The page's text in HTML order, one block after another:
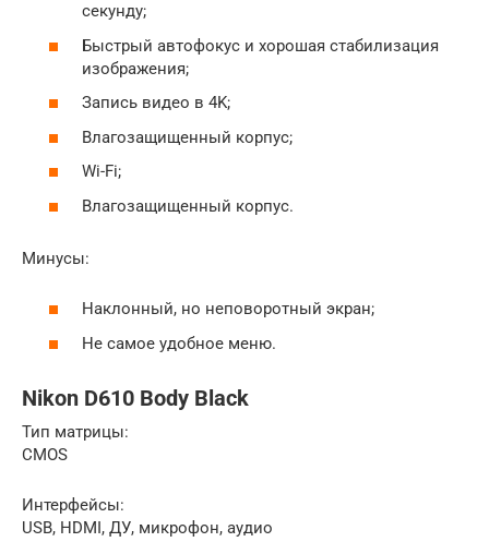
секунду;
Быстрый автофокус и хорошая стабилизация
изображения;
Запись видео в 4K;
Влагозащищенный корпус;
Wi-Fi;
Влагозащищенный корпус.
Минусы:
Наклонный, но неповоротный экран;
Не самое удобное меню.
Nikon D610 Body Black
Тип матрицы:
CMOS
Интерфейсы:
USB, HDMI, ДУ, микрофон, аудио